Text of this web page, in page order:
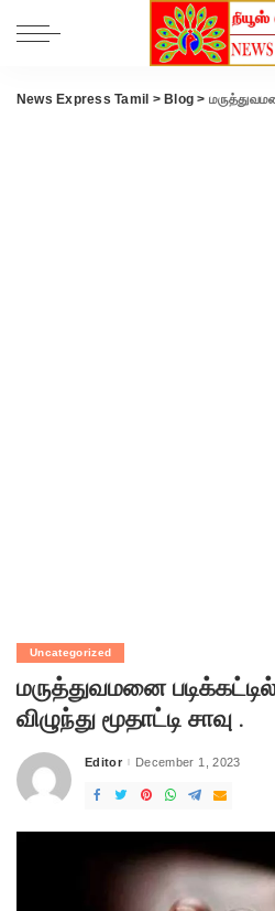
News Express Tamil > Blog > மருத்துவமனை
Uncategorized
மருத்துவமனை
விழுந்து மூதாட்டி சாவு .
Posted
Editor December 1, 2023